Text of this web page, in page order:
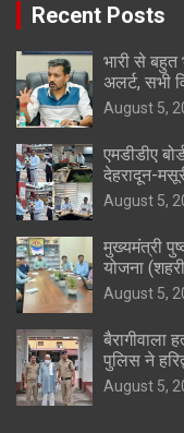
Recent Posts
भारी से बहुत
अलर्ट, सभी
August 5,
एमडीडीए
देहरादून-
August 5,
मुख्यमंत्री
योजना
August 5,
पुलिस ने
August 5,